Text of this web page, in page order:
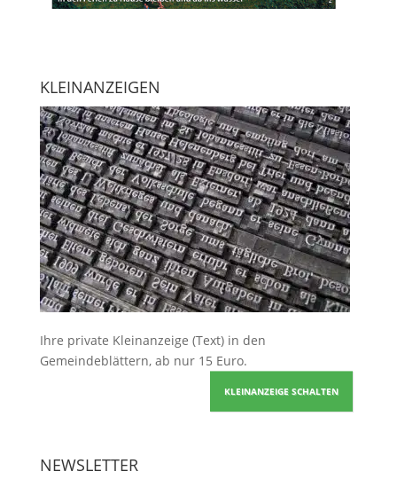
KLEINANZEIGEN
Ihre private Kleinanzeige (Text) in den
Gemeindeblättern, ab nur 15 Euro.
KLEINANZEIGE SCHALTEN
NEWSLETTER